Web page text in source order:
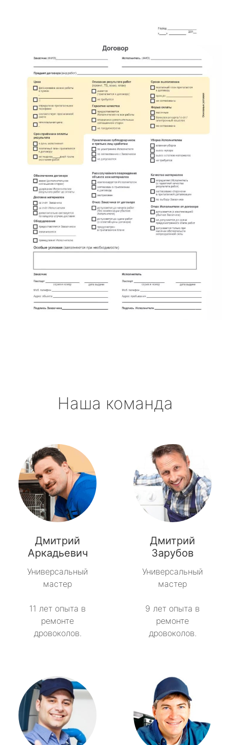
Наша команда
Дмитрий
Аркадьевич
Универсальный
мастер
11 лет опыта в
ремонте
дровоколов.
Дмитрий
Зарубов
Универсальный
мастер
9 лет опыта в
ремонте
дровоколов.